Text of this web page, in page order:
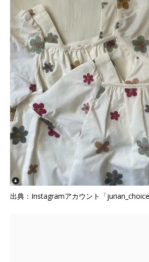
出典：Instagramアカウント「jurian_choice